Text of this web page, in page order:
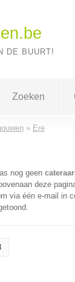
DE BUURT!
Zoeken
» Ere
nog geen
deze
via één e-mail in